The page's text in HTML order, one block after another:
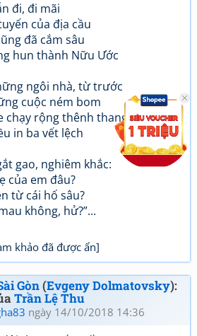
đi, đi mãi
của địa cầu
đã cắm sâu
hun thành Nữu Ước
ngôi nhà, từ trước
cuộc ném bom
chạy rộng thênh thang
in ba vết lệch
gao, nghiêm khắc:
của em đâu?
từ cái hố sâu?
không, hử?”...
khảo đã được ẩn]
Gòn(Evgeny Dolmatovsky):
Trần Lệ Thu
ngày 14/10/2018 14:36